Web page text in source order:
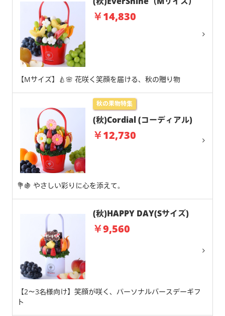
￥14,830
【Mサイズ】🍐🌸 花咲く笑顔を届ける、秋の贈り物
秋の果物特集
(秋)Cordial (コーディアル)
￥12,730
💐🍇 やさしい彩りに心を添えて。
(秋)HAPPY DAY(Sサイズ)
￥9,560
【2～3名様向け】笑顔が咲く、パーソナルバースデーギフ
ト